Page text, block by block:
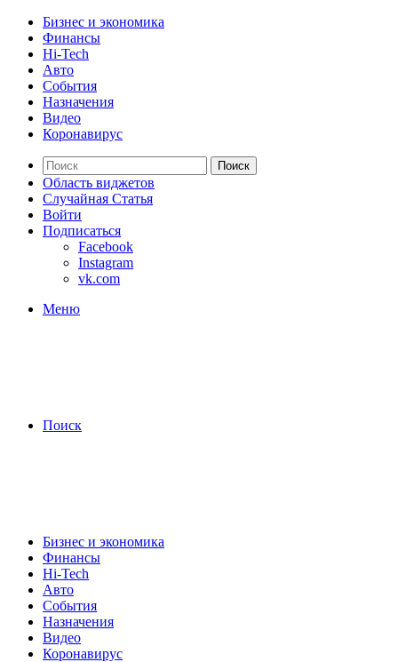
Бизнес и экономика
Финансы
Hi-Tech
Авто
События
Назначения
Видео
Коронавирус
Поиск
Область виджетов
Случайная Статья
Войти
Подписаться
Facebook
Instagram
vk.com
Меню
Поиск
Бизнес и экономика
Финансы
Hi-Tech
Авто
События
Назначения
Видео
Коронавирус